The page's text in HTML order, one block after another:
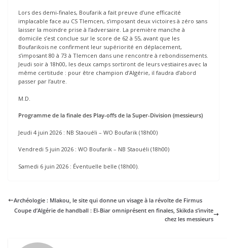
Lors des demi-finales, Boufarik a fait preuve d’une efficacité
implacable face au CS Tlemcen, s’imposant deux victoires à zéro sans
laisser la moindre prise à l’adversaire. La première manche à
domicile s’est conclue sur le score de 62 à 55, avant que les
Boufarikois ne confirment leur supériorité en déplacement,
s’imposant 80 à 73 à Tlemcen dans une rencontre à rebondissements.
Jeudi soir à 18h00, les deux camps sortiront de leurs vestiaires avec la
même certitude : pour être champion d’Algérie, il faudra d’abord
passer par l’autre.
M.D.
Programme de la finale des Play-offs de la Super-Division (messieurs)
Jeudi 4 juin 2026 : NB Staouéli – WO Boufarik (18h00)
Vendredi 5 juin 2026 : WO Boufarik – NB Staouéli (18h00)
Samedi 6 juin 2026 : Éventuelle belle (18h00).
Archéologie : Mlakou, le site qui donne un visage à la révolte de Firmus
Coupe d’Algérie de handball : El-Biar omniprésent en finales, Skikda s’invite
chez les messieurs